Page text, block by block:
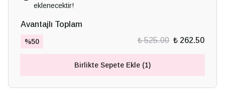
eklenecektir!
Avantajlı Toplam
%50 ₺ 525.00 ₺ 262.50
Birlikte Sepete Ekle (1)